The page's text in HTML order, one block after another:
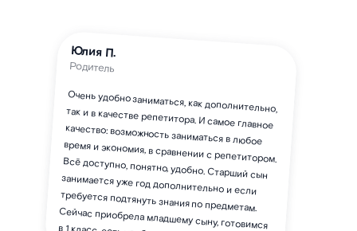
Юлия П.
Родитель
Очень удобно заниматься, как дополнительно,
так и в качестве репетитора. И самое главное
качество: возможность заниматься в любое
время и экономия, в сравнении с репетитором.
Всё доступно, понятно, удобно. Старший сын
занимается уже год дополнительно и если
требуется подтянуть знания по предметам.
Сейчас приобрела младшему сыну, готовимся
в 1 класс, есть удобное обучение в виде